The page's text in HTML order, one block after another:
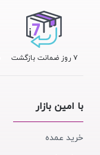
۷ روز ضمانت بازگشت
با امین بازار
خرید عمده